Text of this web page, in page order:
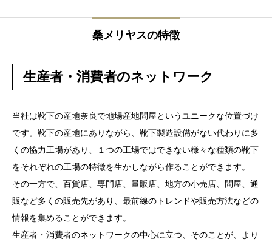
桑メリヤスの特徴
生産者・消費者のネットワーク
当社は靴下の産地奈良で地場産地問屋というユニークな位置づけ
です。靴下の産地にありながら、靴下製造設備がない代わりに多
くの協力工場があり、１つの工場ではできない様々な種類の靴下
をそれぞれの工場の特徴を生かしながら作ることができます。
その一方で、百貨店、専門店、量販店、地方の小売店、問屋、通
販など多くの販売先があり、最前線のトレンドや販売方法などの
情報を集めることができます。
生産者・消費者のネットワークの中心に立つ、そのことが、より